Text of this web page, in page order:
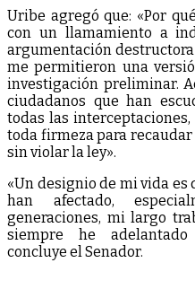
Uribe agregó que: «Por
con un llamamiento a
argumentación
me permitieron una
investigación preliminar.
ciudadanos que han
todas las
toda firmeza para
sin violar la ley».
«Un designio de mi vida
han afectado,
generaciones, mi largo
siempre he
concluye el Senador.